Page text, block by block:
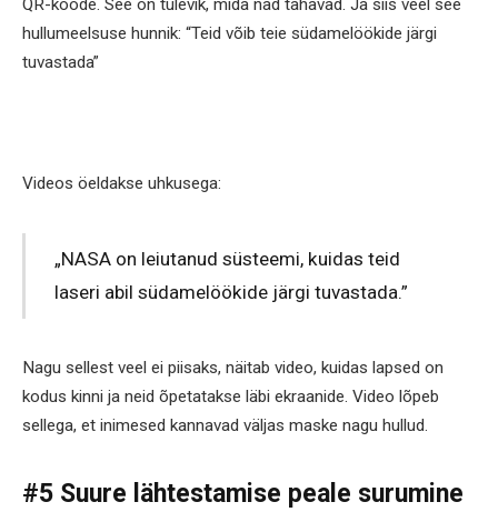
QR-koode. See on tulevik, mida nad tahavad. Ja siis veel see
hullumeelsuse hunnik: “Teid võib teie südamelöökide järgi
tuvastada”
Videos öeldakse uhkusega:
„NASA on leiutanud süsteemi, kuidas teid
laseri abil südamelöökide järgi tuvastada.”
Nagu sellest veel ei piisaks, näitab video, kuidas lapsed on
kodus kinni ja neid õpetatakse läbi ekraanide. Video lõpeb
sellega, et inimesed kannavad väljas maske nagu hullud.
#5 Suure lähtestamise peale surumine